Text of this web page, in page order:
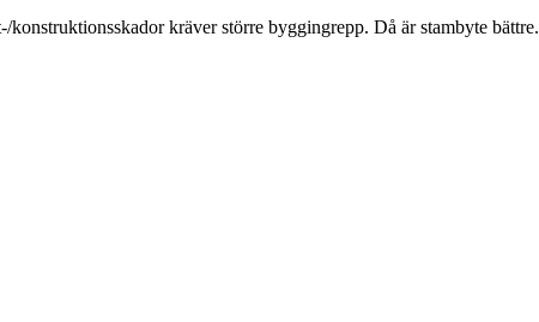
kräver större byggingrepp. Då är stambyte bättre.